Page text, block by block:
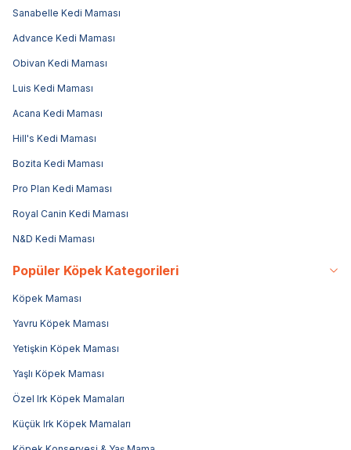
Sanabelle Kedi Maması
Advance Kedi Maması
Obivan Kedi Maması
Luis Kedi Maması
Acana Kedi Maması
Hill's Kedi Maması
Bozita Kedi Maması
Pro Plan Kedi Maması
Royal Canin Kedi Maması
N&D Kedi Maması
Popüler Köpek Kategorileri
Köpek Maması
Yavru Köpek Maması
Yetişkin Köpek Maması
Yaşlı Köpek Maması
Özel Irk Köpek Mamaları
Küçük Irk Köpek Mamaları